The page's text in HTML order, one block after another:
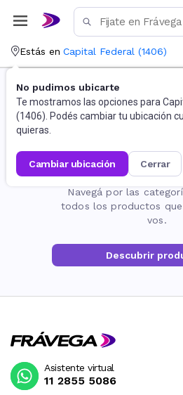
Estás en Capital Federal (1406)
No pudimos ubicarte
Te mostramos las opciones para
(1406). Podés cambiar tu ubicación
quieras.
cambiar ubicación cerrar
La página no
Navegá por las
todos los productos
vos.
Descubrir
Asistente virtual
11 2855 5086